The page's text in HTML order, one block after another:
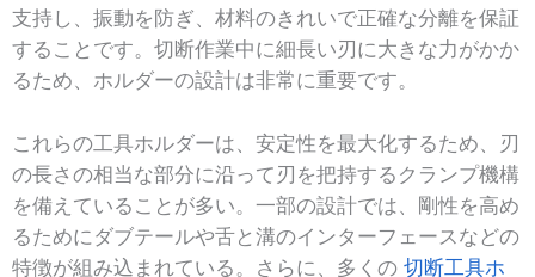
支持し、振動を防ぎ、材料のきれいで正確な分離を保証
することです。切断作業中に細長い刃に大きな力がかか
るため、ホルダーの設計は非常に重要です。
これらの工具ホルダーは、安定性を最大化するため、刃
の長さの相当な部分に沿って刃を把持するクランプ機構
を備えていることが多い。一部の設計では、剛性を高め
るためにダブテールや舌と溝のインターフェースなどの
特徴が組み込まれている。さらに、多くの 切断工具ホ